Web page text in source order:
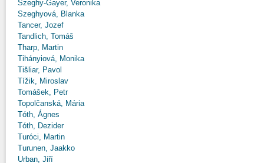
Szeghy-Gayer, Veronika
Szeghyová, Blanka
Tancer, Jozef
Tandlich, Tomáš
Tharp, Martin
Tihányiová, Monika
Tišliar, Pavol
Tížik, Miroslav
Tomášek, Petr
Topolčanská, Mária
Tóth, Ágnes
Tóth, Dezider
Turóci, Martin
Turunen, Jaakko
Urban, Jiří